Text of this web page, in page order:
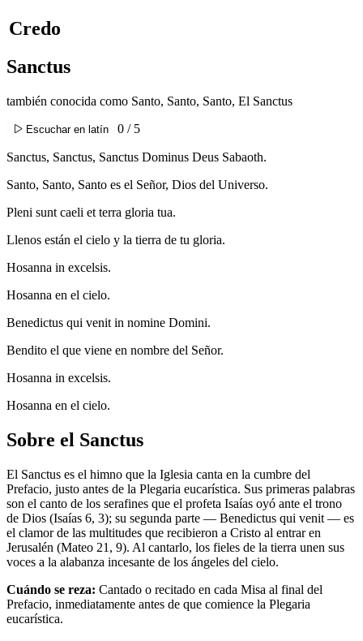
Credo
Sanctus
también conocida como Santo, Santo, Santo, El Sanctus
Escuchar en latín 0 / 5
Sanctus, Sanctus, Sanctus Dominus Deus Sabaoth.
Santo, Santo, Santo es el Señor, Dios del Universo.
Pleni sunt caeli et terra gloria tua.
Llenos están el cielo y la tierra de tu gloria.
Hosanna in excelsis.
Hosanna en el cielo.
Benedictus qui venit in nomine Domini.
Bendito el que viene en nombre del Señor.
Hosanna in excelsis.
Hosanna en el cielo.
Sobre el Sanctus
El Sanctus es el himno que la Iglesia canta en la cumbre del
Prefacio, justo antes de la Plegaria eucarística. Sus primeras palabras
son el canto de los serafines que el profeta Isaías oyó ante el trono
de Dios (Isaías 6, 3); su segunda parte — Benedictus qui venit — es
el clamor de las multitudes que recibieron a Cristo al entrar en
Jerusalén (Mateo 21, 9). Al cantarlo, los fieles de la tierra unen sus
voces a la alabanza incesante de los ángeles del cielo.
Cuándo se reza: Cantado o recitado en cada Misa al final del
Prefacio, inmediatamente antes de que comience la Plegaria
eucarística.